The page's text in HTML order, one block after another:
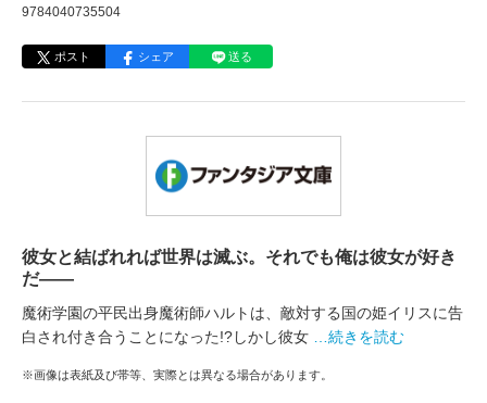
9784040735504
ポスト シェア 送る
彼女と結ばれれば世界は滅ぶ。それでも俺は彼女が好き
だ――
魔術学園の平民出身魔術師ハルトは、敵対する国の姫イリスに告
白され付き合うことになった!?しかし彼女
…続きを読む
※画像は表紙及び帯等、実際とは異なる場合があります。